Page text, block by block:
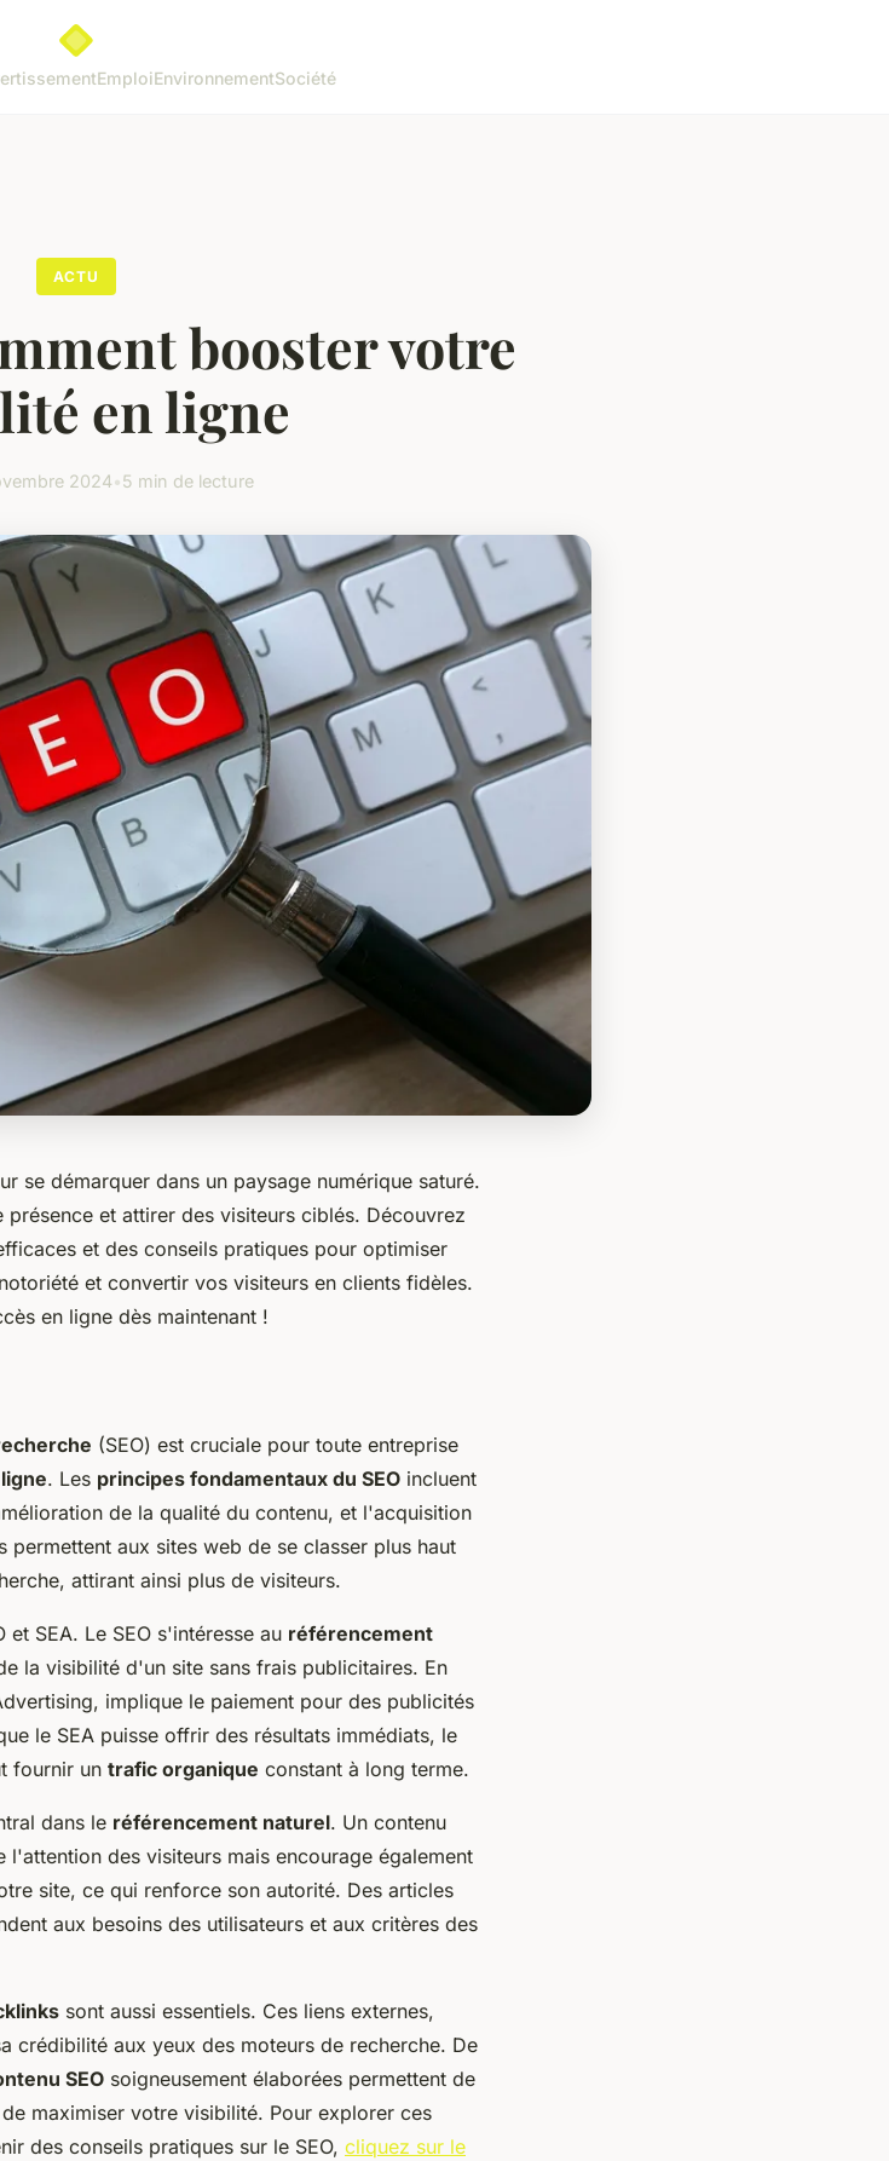
EmploiEnvironnementSociété
ACTU
booster votre
en ligne
2024•5 min de lecture
se démarquer dans un paysage numérique saturé.
et attirer des visiteurs ciblés. Découvrez
et des conseils pratiques pour optimiser
et convertir vos visiteurs en clients fidèles.
en ligne dès maintenant !
(SEO) est cruciale pour toute entreprise
. Les principes fondamentaux du SEO incluent
de la qualité du contenu, et l'acquisition
permettent aux sites web de se classer plus haut
attirant ainsi plus de visiteurs.
SEA. Le SEO s'intéresse au référencement
la visibilité d'un site sans frais publicitaires. En
implique le paiement pour des publicités
le SEA puisse offrir des résultats immédiats, le
fournir un trafic organique constant à long terme.
dans le référencement naturel. Un contenu
l'attention des visiteurs mais encourage également
site, ce qui renforce son autorité. Des articles
aux besoins des utilisateurs et aux critères des
sont aussi essentiels. Ces liens externes,
crédibilité aux yeux des moteurs de recherche. De
SEO soigneusement élaborées permettent de
maximiser votre visibilité. Pour explorer ces
des conseils pratiques sur le SEO, cliquez sur le